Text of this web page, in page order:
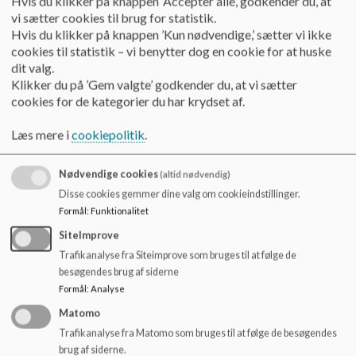
I tiden op til at vuggestuebørnene skal starte i børnehaven,
går vi på besøg i børnehaven og møder voksne og børn
dernede. Vi prioriterer også at gå på besøg til spisetid i
børnehaven, sådan at vuggestuebørnene sammen med en
voksen fra vuggestuen, spiser sammen med de store i
børnehaven. På den måde er børnehaven velkendt, når barnet
starter.
Vi anbefaler, at I som forældre er med deres barn i
børnehaven de første to dage. Derudover må I gerne
planlægge tiden omkring starten sådan, at I har mulighed for
at give barnet lidt kortere dage.
Overgang fra børnehave til skole
Hver onsdag og fredag samles de kommende skolebørn i en
storegruppe. Her har vi fokus på, at børnene snart skal i
skole. Vi øver os i at sidde, lytte og lege på nye måder, hvor vi
især arbejder med børnenes indbyrdes relationer. Det
vigtigste er, at børnene prøver at være en del af et socialt
fællesskab, hvor de øver sig sammen.
vi sætter cookies til brug for statistik.
Hvis du klikker på knappen ’Kun nødvendige,’ sætter vi ikke
cookies til statistik – vi benytter dog en cookie for at huske
dit valg.
Klikker du på ’Gem valgte’ godkender du, at vi sætter
cookies for de kategorier du har krydset af.
Læs mere icookiepolitik.
Nødvendige cookies(altid nødvendig)
Disse cookies gemmer dine valg om cookieindstillinger.
Formål: Funktionalitet
SiteImprove
Trafikanalyse fra Siteimprove som bruges til at følge de
besøgendes brug af siderne
Formål: Analyse
Matomo
Trafikanalyse fra Matomo som bruges til at følge de besøgendes
brug af siderne.